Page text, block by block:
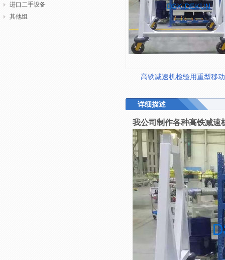
进口二手设备
其他组
高铁减速机检验用重型移
详细描述
我公司制作各种高铁减速